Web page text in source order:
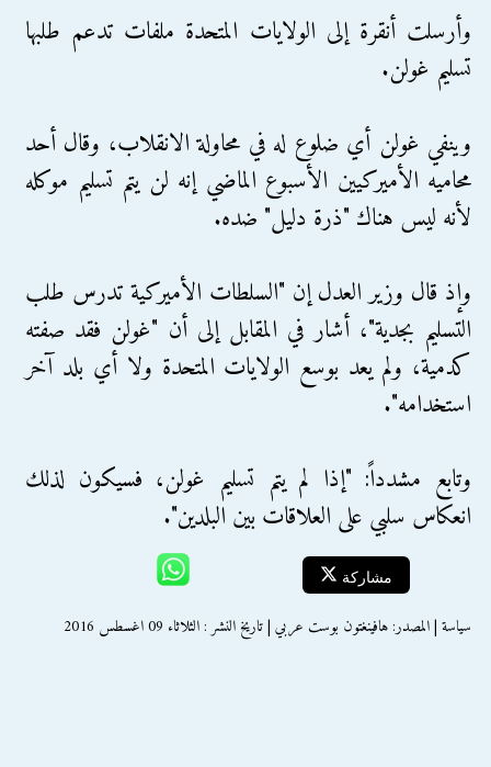
وأرسلت أنقرة إلى الولايات المتحدة ملفات تدعم طلبها
تسليم غولن.
وينفي غولن أي ضلوع له في محاولة الانقلاب، وقال أحد
محاميه الأميركيين الأسبوع الماضي إنه لن يتم تسليم موكله
لأنه ليس هناك "ذرة دليل" ضده.
وإذ قال وزير العدل إن "السلطات الأميركية تدرس طلب
التسليم بجدية"، أشار في المقابل إلى أن "غولن فقد صفته
كدمية، ولم يعد بوسع الولايات المتحدة ولا أي بلد آخر
استخدامه".
وتابع مشدداً: "إذا لم يتم تسليم غولن، فسيكون لذلك
انعكاس سلبي على العلاقات بين البلدين".
مشاركة
سياسة | المصدر: هافينغتون بوست عربي | تاريخ النشر : الثلاثاء 09 اغسطس 2016